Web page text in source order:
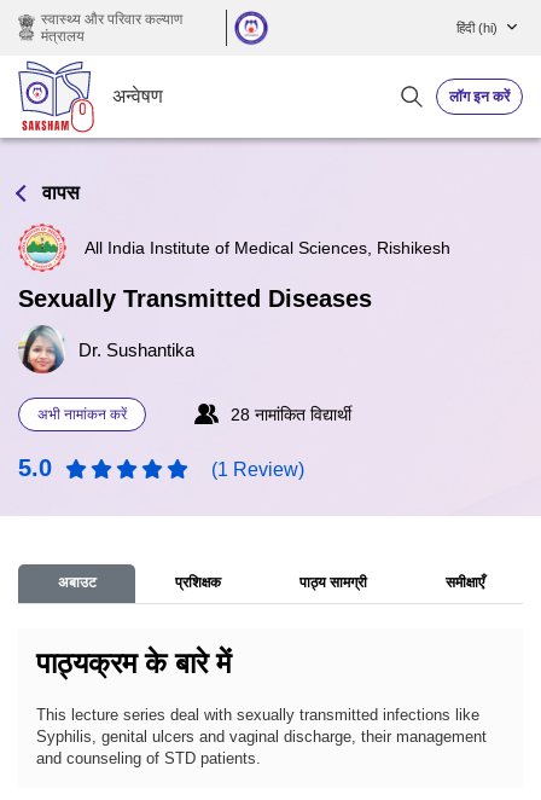
छोड़ कर मुख्य सामग्री पर जाएं
स्वास्थ्य और परिवार कल्याण
मंत्रालय
हिंदी ‎(hi)‎
अन्वेषण लॉग इन करें
वापस
All India Institute of Medical Sciences, Rishikesh
Sexually Transmitted Diseases
Dr. Sushantika
अभी नामांकन करें 28 नामांकित विद्यार्थी
5.0 (1 Review)
अबाउट प्रशिक्षक पाठ्य सामग्री समीक्षाएँ
पाठ्यक्रम के बारे में
This lecture series deal with sexually transmitted infections like
Syphilis, genital ulcers and vaginal discharge, their management
and counseling of STD patients.